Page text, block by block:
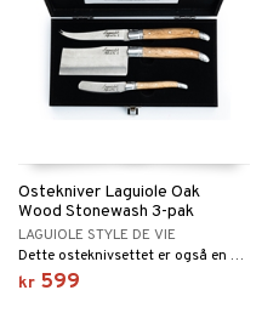
Ostekniver Laguiole Oak
Wood Stonewash 3-pak
LAGUIOLE STYLE DE VIE
Dette osteknivsettet er også en av de edelstenene du kan legge til ostebrettet ditt. Settet inneholder 3 ostekniver laget av høykvalitets rustfritt stål og eik.
kr 599